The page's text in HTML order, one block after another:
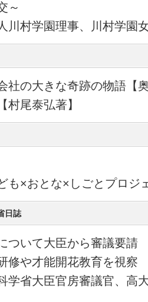
～
川村学園理事、川村学園
社の大きな奇跡の物語【
村尾泰弘著】
も×おとな×しごとプロジ
日誌
ついて大臣から審議要請
修や才能開花教育を視察
学省大臣官房審議官、高